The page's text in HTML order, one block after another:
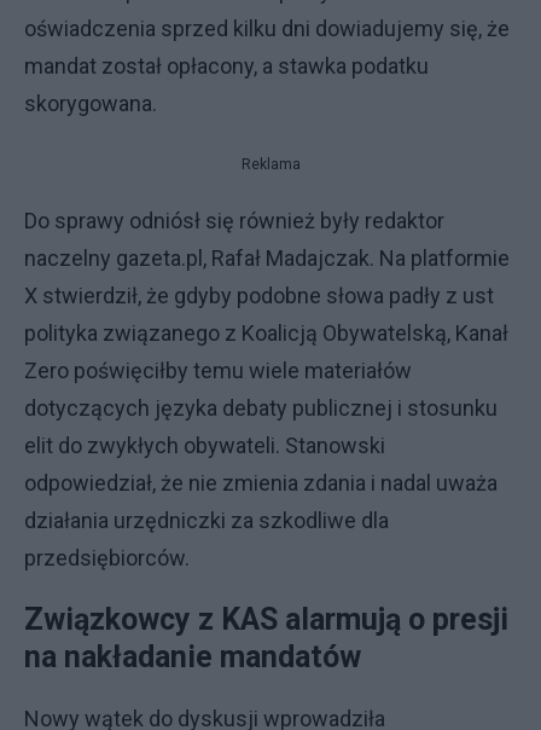
oświadczenia sprzed kilku dni dowiadujemy się, że
mandat został opłacony, a stawka podatku
skorygowana.
Reklama
Do sprawy odniósł się również były redaktor
naczelny gazeta.pl, Rafał Madajczak. Na platformie
X stwierdził, że gdyby podobne słowa padły z ust
polityka związanego z Koalicją Obywatelską, Kanał
Zero poświęciłby temu wiele materiałów
dotyczących języka debaty publicznej i stosunku
elit do zwykłych obywateli. Stanowski
odpowiedział, że nie zmienia zdania i nadal uważa
działania urzędniczki za szkodliwe dla
przedsiębiorców.
Związkowcy z KAS alarmują o presji
na nakładanie mandatów
Nowy wątek do dyskusji wprowadziła